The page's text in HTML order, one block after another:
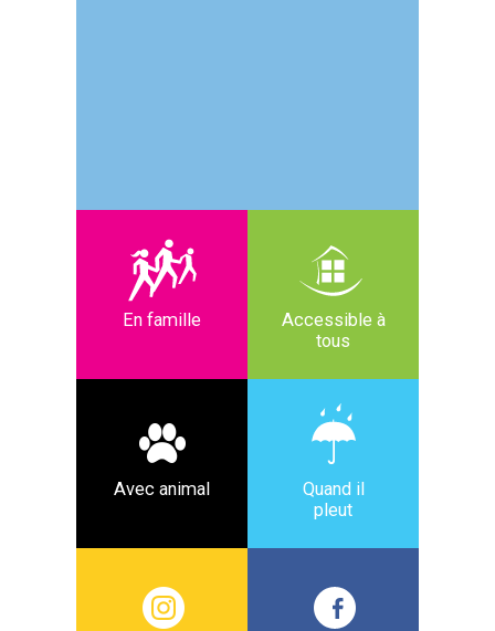
En famille
Accessible à
tous
Avec animal
Quand il
pleut